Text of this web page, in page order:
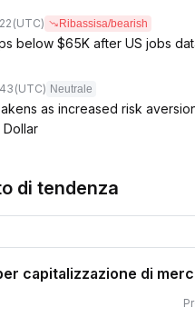
(UTC) Ribassisa/bearish
below $65K after US jobs
(UTC) Neutrale
as increased risk
di tendenza
capitalizzazione di